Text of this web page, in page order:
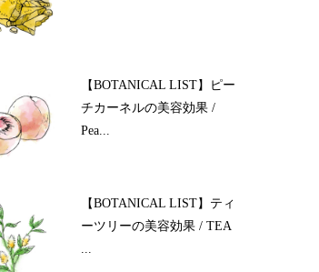
【BOTANICAL LIST】ピー
チカーネルの美容効果 /
Pea...
【BOTANICAL LIST】ティ
ーツリーの美容効果 / TEA